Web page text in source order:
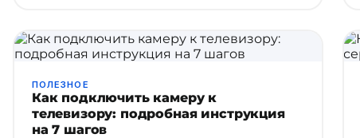
ПОЛЕЗНОЕ
Как подключить камеру к
телевизору: подробная инструкция
на 7 шагов